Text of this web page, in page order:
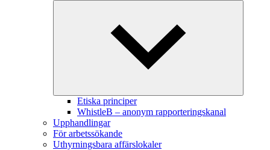
Etiska principer
WhistleB – anonym rapporteringskanal
Upphandlingar
För arbetssökande
Uthyrningsbara affärslokaler